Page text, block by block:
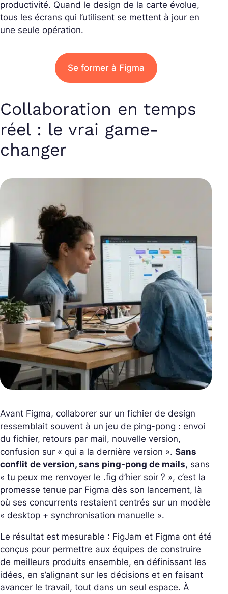
productivité. Quand le design de la carte évolue,
tous les écrans qui l’utilisent se mettent à jour en
une seule opération.
Se former à Figma
Collaboration en temps
réel : le vrai game-
changer
Avant Figma, collaborer sur un fichier de design
ressemblait souvent à un jeu de ping-pong : envoi
du fichier, retours par mail, nouvelle version,
confusion sur « qui a la dernière version ». Sans
conflit de version, sans ping-pong de mails, sans
« tu peux me renvoyer le .fig d’hier soir ? », c’est la
promesse tenue par Figma dès son lancement, là
où ses concurrents restaient centrés sur un modèle
« desktop + synchronisation manuelle ».
Le résultat est mesurable : FigJam et Figma ont été
conçus pour permettre aux équipes de construire
de meilleurs produits ensemble, en définissant les
idées, en s’alignant sur les décisions et en faisant
avancer le travail, tout dans un seul espace. À